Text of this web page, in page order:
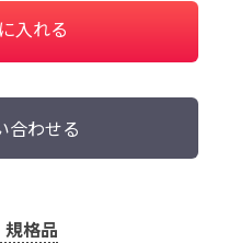
入れる
合わせる
格品